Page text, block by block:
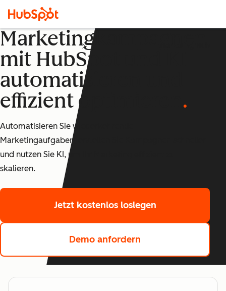
Marketingkampagnen
mit HubSpot und KI
automatisieren und
effizient optimieren
Automatisieren Sie wiederkehrende
Marketingaufgaben, erstellen Sie Kampagnen schneller
und nutzen Sie KI, um Ihr Marketing effizient zu
skalieren.
Jetzt kostenlos loslegen
Demo anfordern